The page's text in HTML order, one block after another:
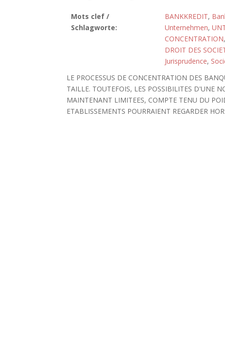
Mots clef /
Schlagworte:
BANKKREDIT,
Unternehmen,
CONCENTRATION,
DROIT DES
Jurisprudence,
LE PROCESSUS DE CONCENTRATION DES
TAILLE. TOUTEFOIS, LES POSSIBILITES D'UNE
MAINTENANT LIMITEES, COMPTE TENU DU
ETABLISSEMENTS POURRAIENT REGARDER